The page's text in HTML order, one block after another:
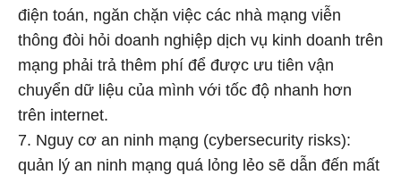
điện toán, ngăn chặn việc các nhà mạng viễn
thông đòi hỏi doanh nghiệp dịch vụ kinh doanh trên
mạng phải trả thêm phí để được ưu tiên vận
chuyển dữ liệu của mình với tốc độ nhanh hơn
trên internet.
7. Nguy cơ an ninh mạng (cybersecurity risks):
quản lý an ninh mạng quá lỏng lẻo sẽ dẫn đến mất